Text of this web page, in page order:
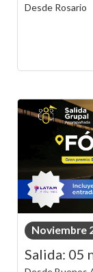
Desde Rosario
Noviembre
Salida: 05